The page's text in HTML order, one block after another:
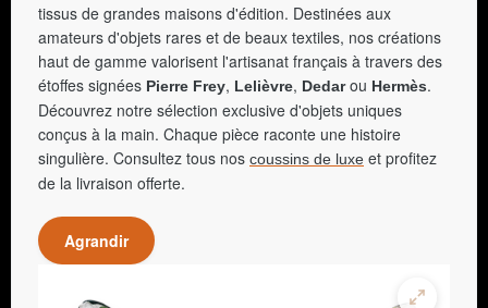
tissus de grandes maisons d'édition. Destinées aux
amateurs d'objets rares et de beaux textiles, nos créations
haut de gamme valorisent l'artisanat français à travers des
étoffes signées Pierre Frey, Lelièvre, Dedarou Hermès.
Découvrez notre sélection exclusive d'objets uniques
conçus à la main. Chaque pièce raconte une histoire
singulière. Consultez tous nos coussins de luxe et profitez
de la livraison offerte.
Agrandir